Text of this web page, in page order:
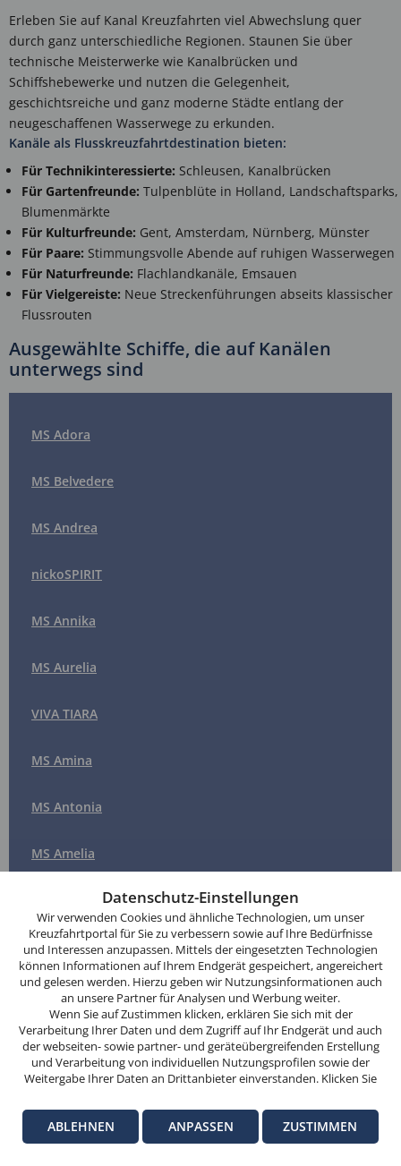
Erleben Sie auf Kanal Kreuzfahrten viel Abwechslung quer
durch ganz unterschiedliche Regionen. Staunen Sie über
technische Meisterwerke wie Kanalbrücken und
Schiffshebewerke und nutzen die Gelegenheit,
geschichtsreiche und ganz moderne Städte entlang der
neugeschaffenen Wasserwege zu erkunden.
Kanäle als Flusskreuzfahrtdestination bieten:
Für Technikinteressierte: Schleusen, Kanalbrücken
Für Gartenfreunde: Tulpenblüte in Holland, Landschaftsparks,
Blumenmärkte
Für Kulturfreunde: Gent, Amsterdam, Nürnberg, Münster
Für Paare: Stimmungsvolle Abende auf ruhigen Wasserwegen
Für Naturfreunde: Flachlandkanäle, Emsauen
Für Vielgereiste: Neue Streckenführungen abseits klassischer
Flussrouten
Ausgewählte Schiffe, die auf Kanälen
unterwegs sind
MS Adora
MS Belvedere
MS Andrea
nickoSPIRIT
MS Annika
MS Aurelia
VIVA TIARA
MS Amina
MS Antonia
MS Amelia
Die Flussdestinationen im Überblick
Boddenkreuzfahrten
Donau Kreuzfahrten
Douro Kreuzfahrten
Diese
verwendet
Cookies.
Wenn
Sie
weitersurfen,
stimmen
Sie
der
Cookie-
OK
Datenschutz-Einstellungen
Wir verwenden Cookies und ähnliche Technologien, um unser
Kreuzfahrtportal für Sie zu verbessern sowie auf Ihre Bedürfnisse
und Interessen anzupassen. Mittels der eingesetzten Technologien
können Informationen auf Ihrem Endgerät gespeichert, angereichert
und gelesen werden. Hierzu geben wir Nutzungsinformationen auch
an unsere Partner für Analysen und Werbung weiter.
Wenn Sie auf Zustimmen klicken, erklären Sie sich mit der
Verarbeitung Ihrer Daten und dem Zugriff auf Ihr Endgerät und auch
der webseiten- sowie partner- und geräteübergreifenden Erstellung
und Verarbeitung von individuellen Nutzungsprofilen sowie der
Weitergabe Ihrer Daten an Drittanbieter einverstanden. Klicken Sie
notwendigen Verarbeitungen zustimmen möchten. Klicken Sie auf
Anpassen, um einzelnen Anbietern die Zustimmung zu erteilen.
Weitere Informationen finden Sie in unserenDatenschutz-
ABLEHNEN ANPASSEN ZUSTIMMEN